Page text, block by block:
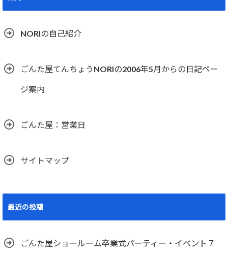
NORIの自己紹介
ごんた屋てんちょうNORIの2006年5月からの日記ペー
ジ案内
ごんた屋：営業日
サイトマップ
最近の投稿
ごんた屋ショールーム卒業式パーティー・イベント７